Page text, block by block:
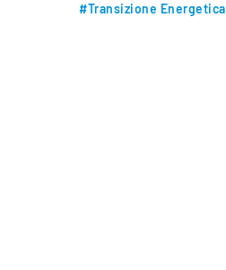
#Transizione Energetica